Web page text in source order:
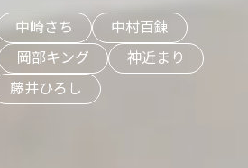
中崎さち
中村百錬
岡部キング
神近まり
藤井ひろし